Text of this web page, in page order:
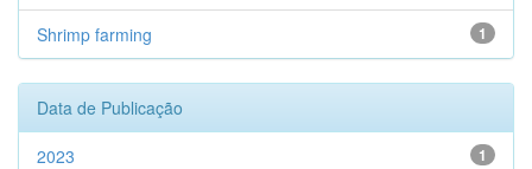
1
Shrimp farming
Data de Publicação
1
2023